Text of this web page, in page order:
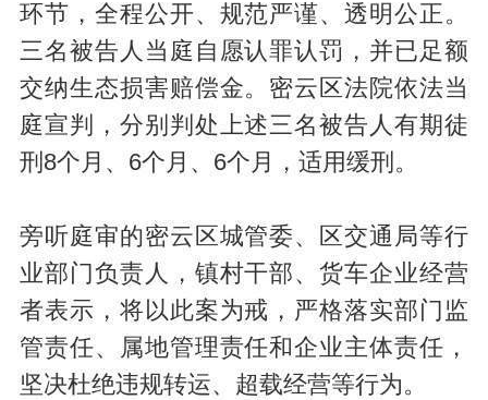
环节，全程公开、规范严谨、透明公正。
三名被告人当庭自愿认罪认罚，并已足额
交纳生态损害赔偿金。密云区法院依法当
庭宣判，分别判处上述三名被告人有期徒
刑8个月、6个月、6个月，适用缓刑。
旁听庭审的密云区城管委、区交通局等行
业部门负责人，镇村干部、货车企业经营
者表示，将以此案为戒，严格落实部门监
管责任、属地管理责任和企业主体责任，
坚决杜绝违规转运、超载经营等行为。